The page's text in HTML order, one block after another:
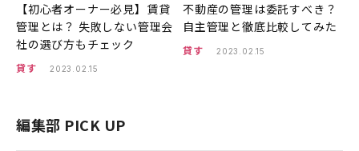
【初心者オーナー必見】賃貸
管理とは？ 失敗しない管理会
社の選び方もチェック
貸す 2023.02.15
不動産の管理は委託すべき？
自主管理と徹底比較してみた
貸す 2023.02.15
編集部 PICK UP